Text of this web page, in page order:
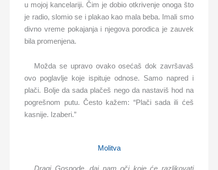
u mojoj kancelariji. Čim je dobio otkrivenje onoga što
je radio, slomio se i plakao kao mala beba. Imali smo
divno vreme pokajanja i njegova porodica je zauvek
bila promenjena.
Možda se upravo ovako osećaš dok završavaš
ovo poglavlje koje ispituje odnose. Samo napred i
plači. Bolje da sada plačeš nego da nastaviš hod na
pogrešnom putu. Često kažem: “Plači sada ili ćeš
kasnije. Izaberi.”
Molitva
Dragi Gospode, daj nam oči koje će razlikovati